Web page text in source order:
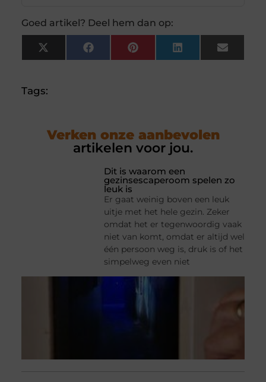
Goed artikel? Deel hem dan op:
X
(Twitter)
FacebookPinterestLinkedInEmail
Tags:
Verken onze aanbevolen
artikelen voor jou.
Dit is waarom een
gezinsescaperoom spelen zo
leuk is
Er gaat weinig boven een leuk
uitje met het hele gezin. Zeker
omdat het er tegenwoordig vaak
niet van komt, omdat er altijd wel
één persoon weg is, druk is of het
simpelweg even niet